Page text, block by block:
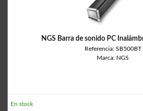
NGS Barra de sonido PC
Referencia: SB500BT
Marca: NGS
En stock